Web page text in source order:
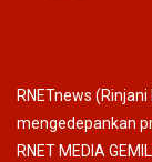
RNETnews
mengedepankan
RNET MEDIA